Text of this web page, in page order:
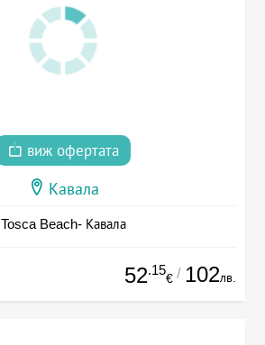
виж офертата
Кавала
Tosca Beach- Кавала
52.15
€ / 102лв.